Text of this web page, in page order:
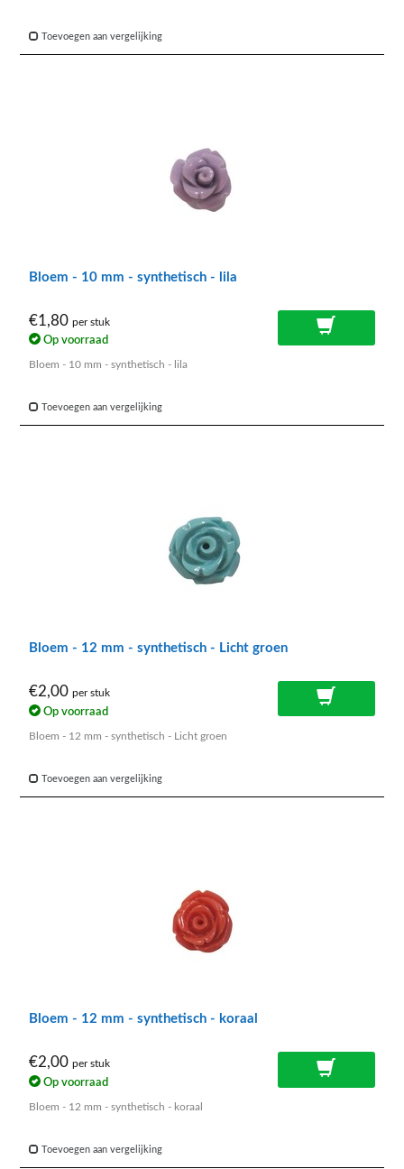
Toevoegen aan vergelijking
Bloem - 10 mm - synthetisch - lila
€1,80 per stuk
Op voorraad
Bloem - 10 mm - synthetisch - lila
Toevoegen aan vergelijking
Bloem - 12 mm - synthetisch - Licht groen
€2,00 per stuk
Op voorraad
Bloem - 12 mm - synthetisch - Licht groen
Toevoegen aan vergelijking
Bloem - 12 mm - synthetisch - koraal
€2,00 per stuk
Op voorraad
Bloem - 12 mm - synthetisch - koraal
Toevoegen aan vergelijking